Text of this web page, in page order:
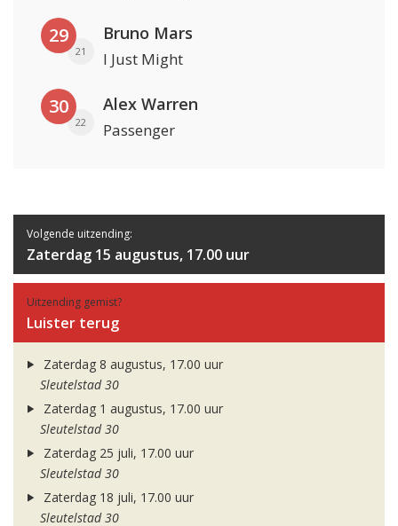
29
21
Bruno Mars
I Just Might
30
22
Alex Warren
Passenger
Volgende uitzending:
Zaterdag 15 augustus, 17.00 uur
Uitzending gemist?
Luister terug
Zaterdag 8 augustus, 17.00 uur
Sleutelstad 30
Zaterdag 1 augustus, 17.00 uur
Sleutelstad 30
Zaterdag 25 juli, 17.00 uur
Sleutelstad 30
Zaterdag 18 juli, 17.00 uur
Sleutelstad 30